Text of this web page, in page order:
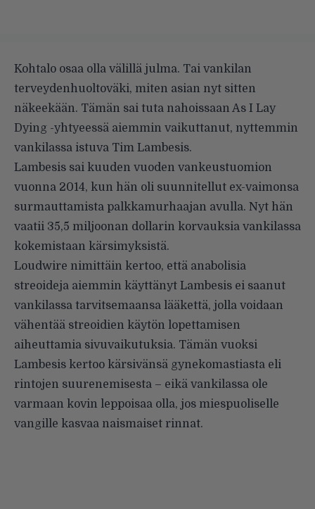
Kohtalo osaa olla välillä julma. Tai vankilan
terveydenhuoltoväki, miten asian nyt sitten
näkeekään. Tämän sai tuta nahoissaan As I Lay
Dying -yhtyeessä aiemmin vaikuttanut, nyttemmin
vankilassa istuva Tim Lambesis.
Lambesis sai kuuden vuoden vankeustuomion
vuonna 2014, kun hän oli suunnitellut ex-vaimonsa
surmauttamista palkkamurhaajan avulla. Nyt hän
vaatii 35,5 miljoonan dollarin korvauksia vankilassa
kokemistaan kärsimyksistä.
Loudwire nimittäin kertoo, että anabolisia
streoideja aiemmin käyttänyt Lambesis ei saanut
vankilassa tarvitsemaansa lääkettä, jolla voidaan
vähentää streoidien käytön lopettamisen
aiheuttamia sivuvaikutuksia. Tämän vuoksi
Lambesis kertoo kärsivänsä gynekomastiasta eli
rintojen suurenemisesta – eikä vankilassa ole
varmaan kovin leppoisaa olla, jos miespuoliselle
vangille kasvaa naismaiset rinnat.